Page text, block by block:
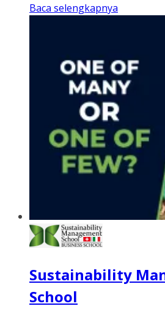
Baca selengkapnya
Sustainability
School